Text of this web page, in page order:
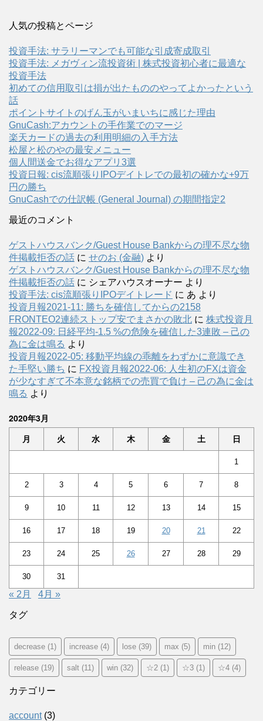
人気の投稿とページ
投資手法: サラリーマンでも可能な引成寄成取引
投資手法: メガヴィン流投資術 | 株式投資初心者に最適な
投資手法
初めての信用取引は損が出たもののやってよかったという
話
ポイントサイトのげん玉がいまいちに感じた理由
GnuCash:アカウントの手作業でのマージ
楽天カードの過去の利用明細の入手方法
松屋と松のやの最安メニュー
個人間送金でお得なアプリ3選
投資日報: cis流順張りIPOデイトレでの最初の確かな+9万
円の勝ち
GnuCashでの仕訳帳 (General Journal) の期間指定2
最近のコメント
ゲストハウスバンク/Guest House Bankからの理不尽な物
件掲載拒否の話 に せのお (金融) より
ゲストハウスバンク/Guest House Bankからの理不尽な物
件掲載拒否の話 に シェアハウスオーナー より
投資手法: cis流順張りIPOデイトレード に あ より
投資月報2021-11: 勝ちを確信してからの2158
FRONTEO2連続ストップ安でまさかの敗北 に 株式投資月
報2022-09: 日経平均-1.5 %の危険を確信した3連敗 – 己の
為に金は鳴る より
投資月報2022-05: 移動平均線の乖離をわずかに意識でき
た手堅い勝ち に FX投資月報2022-06: 人生初のFXは資金
が少なすぎて不本意な銘柄での売買で負け – 己の為に金は
鳴る より
2020年3月
月 火 水 木 金 土 日
1
2 3 4 5 6 7 8
9 10 11 12 13 14 15
16 17 18 19 20 21 22
23 24 25 26 27 28 29
30 31
« 2月 4月 »
タグ
decrease (1) increase (4) lose (39) max (5) min (12)
release (19) salt (11) win (32) ☆2 (1) ☆3 (1) ☆4 (4)
カテゴリー
account(3)